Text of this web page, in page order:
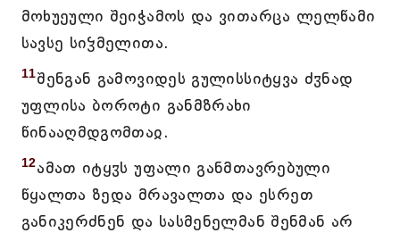
მოხუეული შეიჭამოს და ვითარცა ლელწამი
სავსე სიჴმელითა.
11შენგან გამოვიდეს გულისსიტყვა ძჳნად
უფლისა ბოროტი განმზრახი
წინააღმდგომთაჲ.
12ამათ იტყჳს უფალი განმთავრებული
წყალთა ზედა მრავალთა და ესრეთ
განიკერძნენ და სასმენელმან შენმან არ